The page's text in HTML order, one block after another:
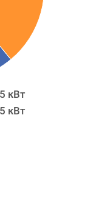
кВт
кВт